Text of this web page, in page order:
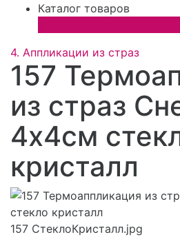
Каталог товаров
4. Аппликации из страз
157
из страз
4х4см
кристалл
157 СтеклоКристалл.jpg